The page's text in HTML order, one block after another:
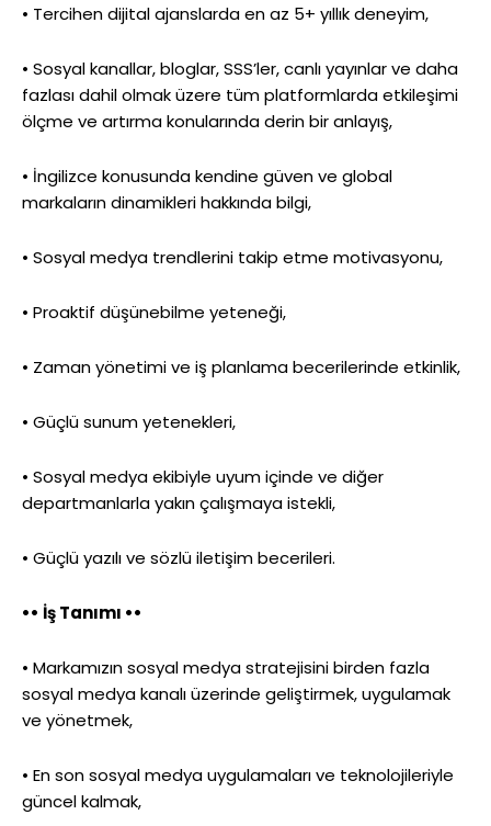
• Tercihen dijital ajanslarda en az 5+ yıllık deneyim,
• Sosyal kanallar, bloglar, SSS’ler, canlı yayınlar ve daha
fazlası dahil olmak üzere tüm platformlarda etkileşimi
ölçme ve artırma konularında derin bir anlayış,
• İngilizce konusunda kendine güven ve global
markaların dinamikleri hakkında bilgi,
• Sosyal medya trendlerini takip etme motivasyonu,
• Proaktif düşünebilme yeteneği,
• Zaman yönetimi ve iş planlama becerilerinde etkinlik,
• Güçlü sunum yetenekleri,
• Sosyal medya ekibiyle uyum içinde ve diğer
departmanlarla yakın çalışmaya istekli,
• Güçlü yazılı ve sözlü iletişim becerileri.
•• İş Tanımı ••
• Markamızın sosyal medya stratejisini birden fazla
sosyal medya kanalı üzerinde geliştirmek, uygulamak
ve yönetmek,
• En son sosyal medya uygulamaları ve teknolojileriyle
güncel kalmak,